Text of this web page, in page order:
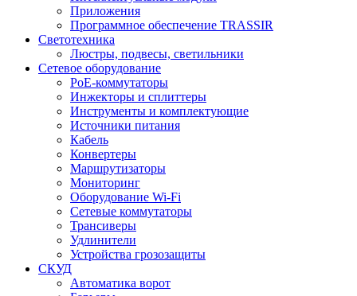
Приложения
Программное обеспечение TRASSIR
Светотехника
Люстры, подвесы, светильники
Сетевое оборудование
PoE-коммутаторы
Инжекторы и сплиттеры
Инструменты и комплектующие
Источники питания
Кабель
Конвертеры
Маршрутизаторы
Мониторинг
Оборудование Wi-Fi
Сетевые коммутаторы
Трансиверы
Удлинители
Устройства грозозащиты
СКУД
Автоматика ворот